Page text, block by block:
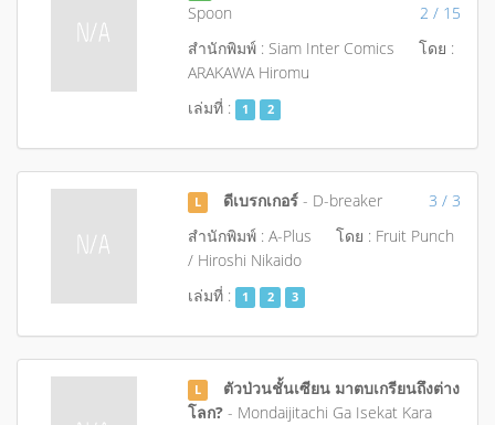
Spoon
2 / 15
สำนักพิมพ์ : Siam Inter Comics
โดย :
ARAKAWA Hiromu
เล่มที่ :
1 2
L ดีเบรกเกอร์ - D-breaker
3 / 3
สำนักพิมพ์ : A-Plus
โดย : Fruit Punch
/ Hiroshi Nikaido
เล่มที่ :
1 2 3
L
ตัวป่วนชั้นเซียน มาตบเกรียนถึงต่าง
โลก?- Mondaijitachi Ga Isekat Kara